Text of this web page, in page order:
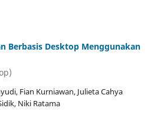
Berbasis Desktop Menggunakan
Fian Kurniawan, Julieta Cahya
Niki Ratama